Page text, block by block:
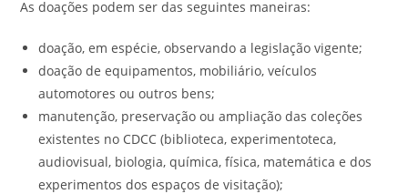
As doações podem ser das seguintes maneiras:
doação, em espécie, observando a legislação vigente;
doação de equipamentos, mobiliário, veículos
automotores ou outros bens;
manutenção, preservação ou ampliação das coleções
existentes no CDCC (biblioteca, experimentoteca,
audiovisual, biologia, química, física, matemática e dos
experimentos dos espaços de visitação);